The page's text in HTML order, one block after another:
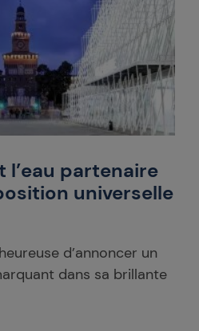
l’eau partenaire
universelle
d’annoncer un
dans sa brillante